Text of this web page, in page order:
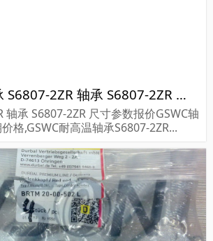
德国GSWC轴承 S6807-2ZR 轴承 S6807-2ZR 尺寸参数报价
轴承 S6807-2ZR 尺寸参数报价GSWC轴
格,GSWC耐高温轴承S6807-2ZR...